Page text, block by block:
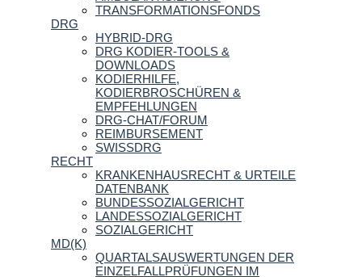
TRANSFORMATIONSFONDS
DRG
HYBRID-DRG
DRG KODIER-TOOLS &
DOWNLOADS
KODIERHILFE,
KODIERBROSCHÜREN &
EMPFEHLUNGEN
DRG-CHAT/FORUM
REIMBURSEMENT
SWISSDRG
RECHT
KRANKENHAUSRECHT & URTEILE
DATENBANK
BUNDESSOZIALGERICHT
LANDESSOZIALGERICHT
SOZIALGERICHT
MD(K)
QUARTALSAUSWERTUNGEN DER
EINZELFALLPRÜFUNGEN IM